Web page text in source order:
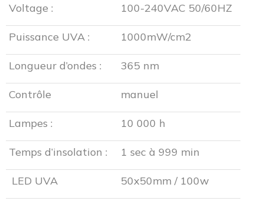
Voltage : 100-240VAC 50/60HZ
Puissance UVA : 1000mW/cm2
Longueur d’ondes : 365 nm
Contrôle manuel
Lampes : 10 000 h
Temps d’insolation : 1 sec à 999 min
LED UVA 50x50mm / 100w